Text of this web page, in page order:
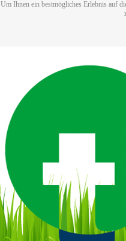
Um Ihnen ein bestmögliches Erlebnis auf